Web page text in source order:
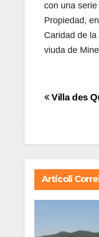
con una
Propiedad,
Caridad de
viuda de
Villa des
Articoli